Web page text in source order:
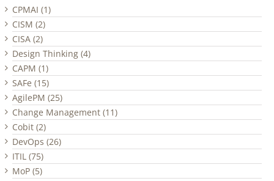
CPMAI (1)
CISM (2)
CISA (2)
Design Thinking (4)
CAPM (1)
SAFe (15)
AgilePM (25)
Change Management (11)
Cobit (2)
DevOps (26)
ITIL (75)
MoP (5)